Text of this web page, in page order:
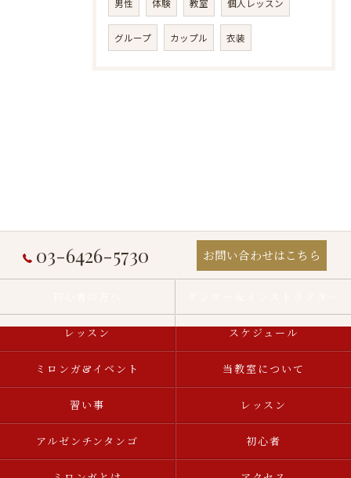
男性 体験 教室 個人レッスン
グループ カップル 衣装
03-6426-5730 お問い合わせはこちら
レッスン スケジュール
ミロンガ&イベント 当教室について
習い事 レッスン
アルゼンチンタンゴ 初心者